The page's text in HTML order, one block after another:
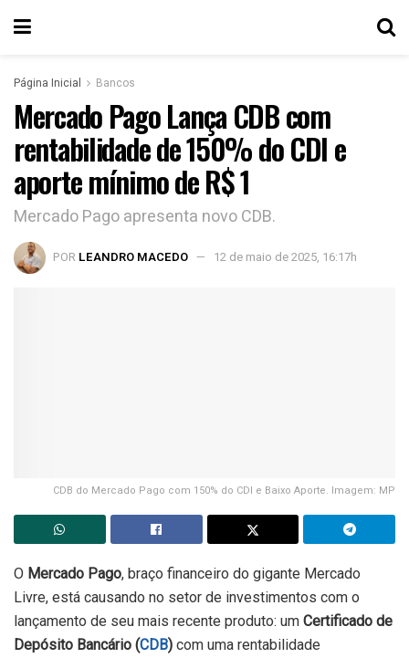
Página Inicial Bancos
Mercado Pago Lança CDB com
rentabilidade de 150% do CDI e
aporte mínimo de R$ 1
Mercado Pago apresenta novo CDB.
POR LEANDRO MACEDO 12 de maio de 2025, 16:17h
CDB do Mercado Pago com 150% do CDI e Baixo Aporte. Imagem: MP
O Mercado Pago, braço financeiro do gigante Mercado
Livre, está causando no setor de investimentos com o
lançamento de seu mais recente produto: um Certificado de
Depósito Bancário (CDB) com uma rentabilidade